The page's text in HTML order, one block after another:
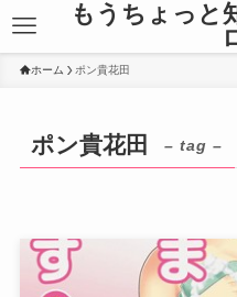
もうちょっと
ホーム ポン貴花田
ポン貴花田 – tag –